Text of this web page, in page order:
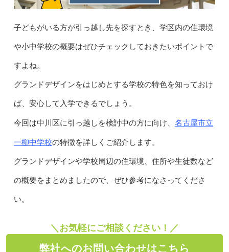
子どもがいる方が引っ越し先を探すとき、学区内の住環境
や小中学校の概要はぜひチェックしておきたいポイントで
すよね。
グランドデザインをはじめとする学校の特色を知っておけ
ば、安心して入学できるでしょう。
今回は中川区に引っ越しを検討中の方に向け、 名古屋市立
一柳中学校の特徴を詳しくご紹介します。
グランドデザインや学校周辺の住環境、住所や生徒数など
の概要をまとめましたので、ぜひ参考になさってくださ
い。
＼お気軽にご相談ください！／
弊社へのお問い合わせはこちら